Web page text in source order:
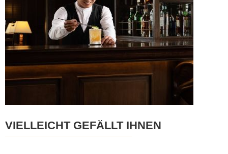
VIELLEICHT GEFÄLLT IHNEN